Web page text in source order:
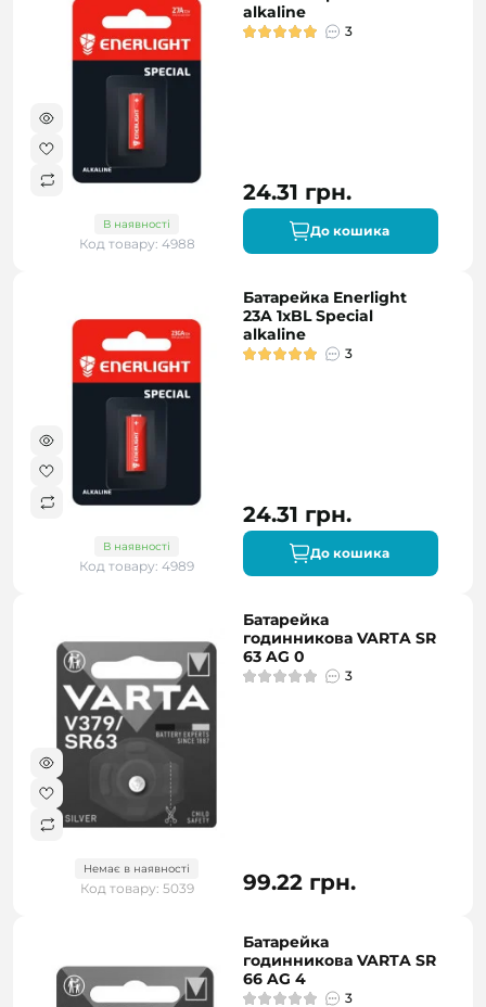
В наявності
Код товару: 4988
alkaline
3
24.31 грн.
До кошика
В наявності
Код товару: 4989
Батарейка Enerlight
23A 1xBL Special
alkaline
3
24.31 грн.
До кошика
Немає в наявності
Код товару: 5039
Батарейка
годинникова VARTA SR
63 AG 0
3
99.22 грн.
Батарейка
годинникова VARTA SR
66 AG 4
3